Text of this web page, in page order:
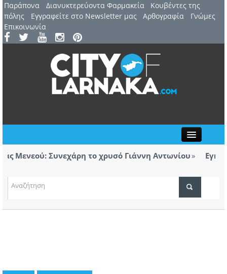
Παράπονα Διανυκτερεύοντα Φαρμακεία
Kουβέντες της
πόλης
Εγγραφείτε στο Newsletter μας Αρθογραφία
Γνώμες
Επικοινωνία
ΤΟΠΙΚΑ ΝΕΑ
Συνεχάρη το χρυσό Γιάννη Αντωνίου
τσιγάρα βρέθηκαν σε ταξί με προορισμό